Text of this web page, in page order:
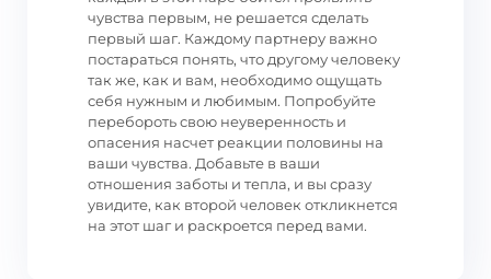
чувства первым, не решается сделать
первый шаг. Каждому партнеру важно
постараться понять, что другому человеку
так же, как и вам, необходимо ощущать
себя нужным и любимым. Попробуйте
перебороть свою неуверенность и
опасения насчет реакции половины на
ваши чувства. Добавьте в ваши
отношения заботы и тепла, и вы сразу
увидите, как второй человек откликнется
на этот шаг и раскроется перед вами.